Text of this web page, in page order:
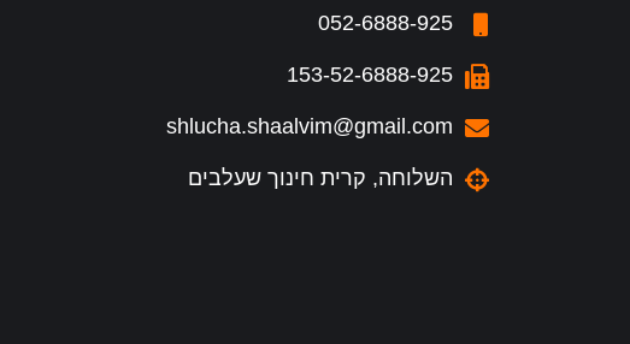
052-6888-925
153-52-6888-925
shlucha.shaalvim@gmail.com
השלוחה, קרית חינוך שעלבים